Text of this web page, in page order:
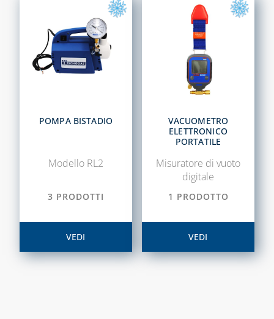
NEUTRALIZZANTI
E POMPE DI
CONDENSA
COLLETTORI
DEFANGATORI
DOSATORI DI
POLIFOSFATI
FILTRI E
FILTRANTI
KIT FLESSIBILI
ESTENSIBILI PER
POMPA BISTADIO
Modello RL2
3 PRODOTTI
VEDI
VACUOMETRO
ELETTRONICO
PORTATILE
Misuratore di vuoto
digitale
1 PRODOTTO
VEDI